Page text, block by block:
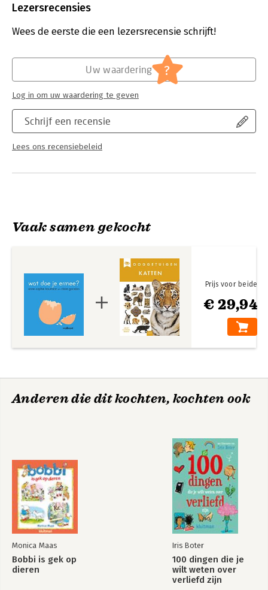
Uitgever:
Verschijningsdatum:
14-2-2023
Lezersrecensies
Wees de eerste die een lezersrecensie schrijft!
Schrijf een recensie
Lees ons recensiebeleid
Uw waardering ?
Log in om uw waardering te geven
Vaak samen gekocht
€ 29,94
Prijs voor beide
Anderen die dit kochten, kochten ook
Monica Maas
Bobbi is gek op
dieren
Iris Boter
100 dingen die je
wilt weten over
verliefd zijn